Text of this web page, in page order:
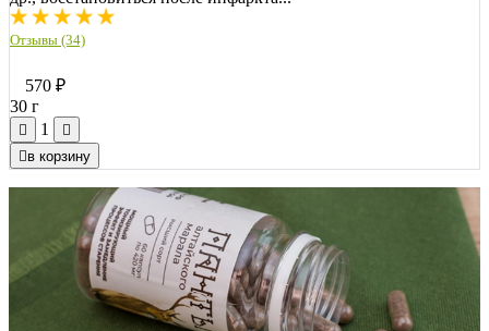
Отзывы (34)
570 ₽
30 г
1
в корзину